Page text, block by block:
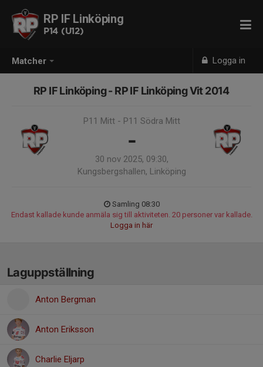
Matcher Logga in
RP IF Linköping
P14 (U12)
RP IF Linköping - RP IF Linköping Vit 2014
P11 Mitt - P11 Södra Mitt
-
30 nov 2025, 09:30,
Kungsbergshallen, Linköping
Samling 08:30
Endast kallade kunde anmäla sig till aktiviteten. 20 personer var kallade.
Logga in här
Laguppställning
Anton Bergman
Anton Eriksson
Charlie Eljarp